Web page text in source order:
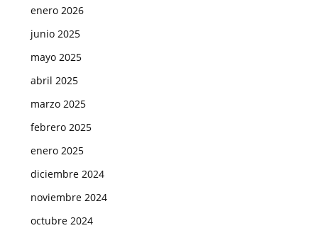
enero 2026
junio 2025
mayo 2025
abril 2025
marzo 2025
febrero 2025
enero 2025
diciembre 2024
noviembre 2024
octubre 2024